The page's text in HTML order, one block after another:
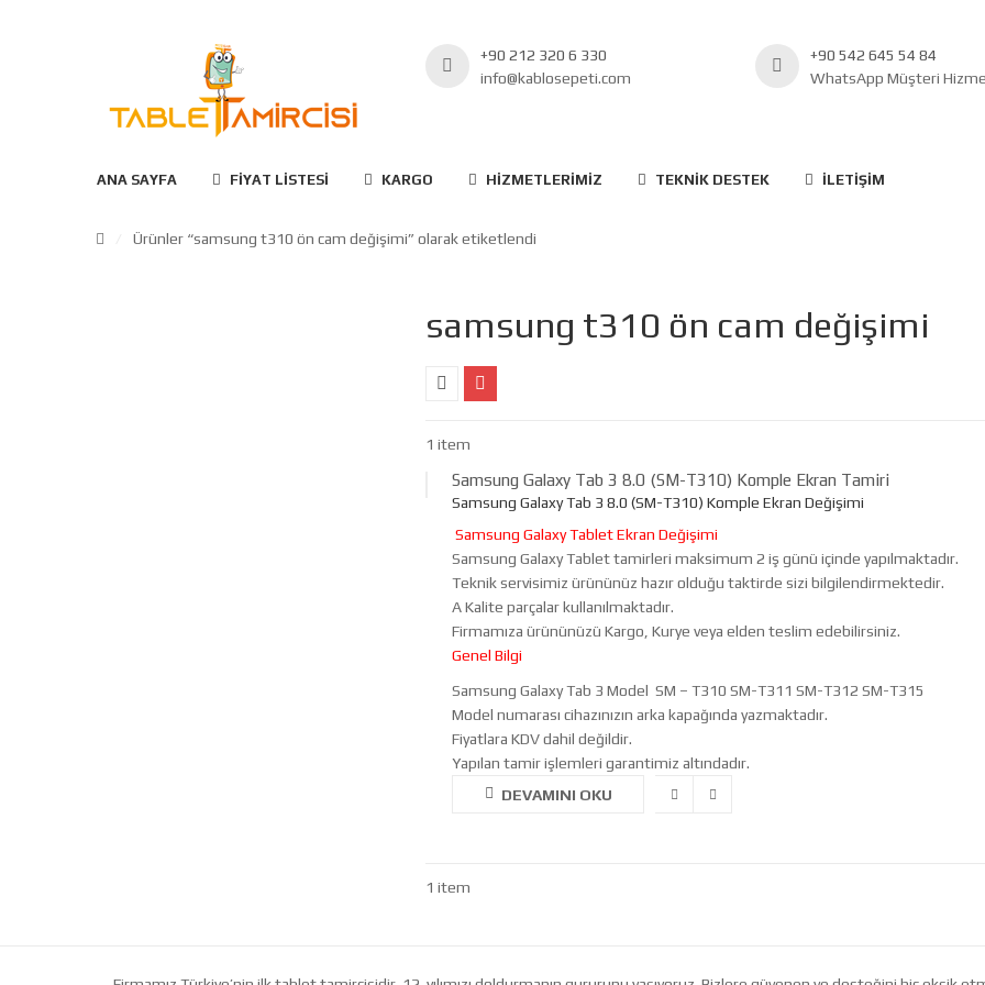
+90 212 320 6 330
info@kablosepeti.com
+90 542 645 54 84
WhatsApp Müşteri
ANA SAYFA FIYAT LISTESI KARGO HIZMETLERIMIZ TEKNIK DESTEK İLETIŞIM
Ürünler “samsung t310 ön cam değişimi” olarak etiketlendi
samsung t310 ön cam değişimi
1 item
Samsung Galaxy Tab 3 8.0 (SM-T310) Komple Ekran Tamiri
Samsung Galaxy Tab 3 8.0 (SM-T310) Komple Ekran Değişimi
Samsung Galaxy Tablet Ekran Değişimi
Samsung Galaxy Tablet tamirleri maksimum 2 iş günü içinde yapılmaktadır.
Teknik servisimiz ürününüz hazır olduğu taktirde sizi bilgilendirmektedir.
A Kalite parçalar kullanılmaktadır.
Firmamıza ürününüzü Kargo, Kurye veya elden teslim edebilirsiniz.
Genel Bilgi
Samsung Galaxy Tab 3 Model SM – T310 SM-T311 SM-T312 SM-T315
Model numarası cihazınızın arka kapağında yazmaktadır.
Fiyatlara KDV dahil değildir.
Yapılan tamir işlemleri garantimiz altındadır.
DEVAMINI OKU
1 item